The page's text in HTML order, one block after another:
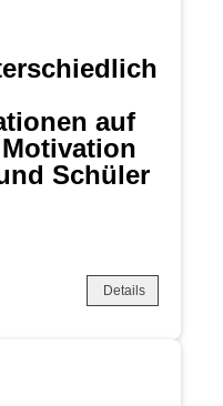
auf
Schüler
Details